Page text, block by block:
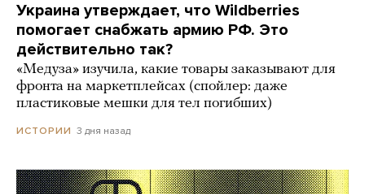
Украина утверждает, что Wildberries
помогает снабжать армию РФ. Это
действительно так?
«Медуза» изучила, какие товары заказывают для
фронта на маркетплейсах (спойлер: даже
пластиковые мешки для тел погибших)
ИСТОРИИ 3 дня назад